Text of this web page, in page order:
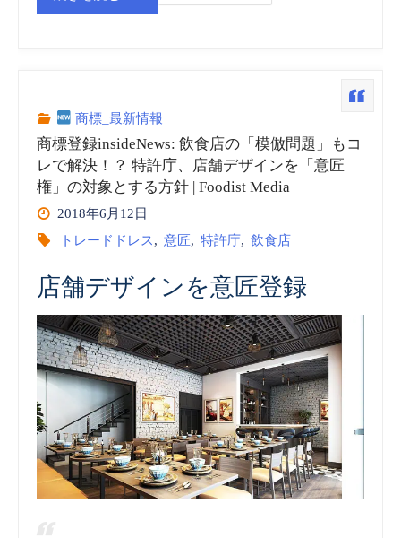
録
insideNews:
Jack
Daniel’s
takes
dog
toy
to
court
over
商標_最新情報
商標登録insideNews: 飲食店の「模倣問題」もコ
レで解決！？ 特許庁、店舗デザインを「意匠
権」の対象とする方針 | Foodist Media
2018年6月12日
トレードドレス, 意匠, 特許庁, 飲食店
店舗デザインを意匠登録